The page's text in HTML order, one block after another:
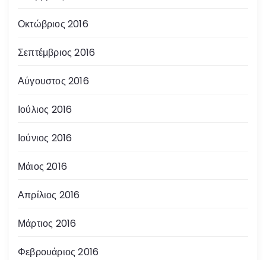
Οκτώβριος 2016
Σεπτέμβριος 2016
Αύγουστος 2016
Ιούλιος 2016
Ιούνιος 2016
Μάιος 2016
Απρίλιος 2016
Μάρτιος 2016
Φεβρουάριος 2016